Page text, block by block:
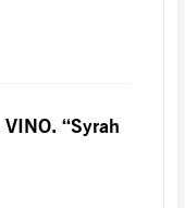
“Syrah